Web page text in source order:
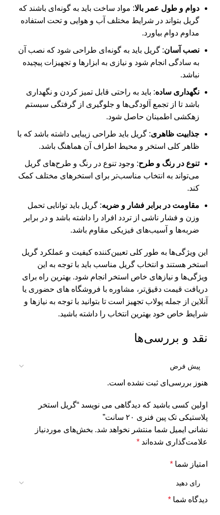
دوام و طول عمر بالا: مواد ساخت باید به گونه‌ای باشند که
گریل بتواند در شرایط مختلف آب و هوایی و تحت استفاده
مداوم دوام بیاورد.
نصب آسان: گریل باید به گونه‌ای طراحی شود که نصب آن
به سادگی انجام شود و نیازی به ابزارها و تجهیزات پیچیده
نباشد.
نگهداری ساده: باید به راحتی قابل تمیز کردن و نگهداری
باشد تا از تجمع آلودگی‌ها و جلوگیری از گرفتگی سیستم
زهکشی اطمینان حاصل شود.
جذابیت ظاهری: گریل باید طراحی زیبایی داشته باشد که با
ظاهر کلی استخر و محیط اطراف آن هماهنگ باشد.
تنوع در رنگ و طرح: وجود تنوع در رنگ و طرح‌های گریل
می‌تواند به انتخاب مناسب‌تر برای استخرهای مختلف کمک
کند.
مقاومت در برابر فشار و ضربه: گریل باید توانایی تحمل
وزن و فشار ناشی از تردد افراد را داشته باشد و در برابر
ضربه‌ها و آسیب‌های فیزیکی مقاوم باشد.
این ویژگی‌ها به طور کلی تعیین‌کننده کیفیت و عملکرد گریل
استخر هستند و انتخاب گریل مناسب باید با توجه به این
ویژگی‌ها و نیازهای خاص استخر انجام شود. بهترین راه برای
دریافت قیمت دقیق‌تر، مشاوره با فروشگاه های حضوری یا
آنلاین از جمله پولاب تجهیز
است تا بتوانید با توجه به نیازها و
شرایط خاص خود بهترین انتخاب را داشته باشید.
نقد و بررسی‌ها
هنوز بررسی‌ای ثبت نشده است.
اولین کسی باشید که دیدگاهی می نویسد “گریل استخر
پلاستیکی تک پین فنری ۲۰ سانت”
نشانی ایمیل شما منتشر نخواهد شد. بخش‌های موردنیاز
علامت‌گذاری شده‌اند *
امتیاز شما *
دیدگاه شما *